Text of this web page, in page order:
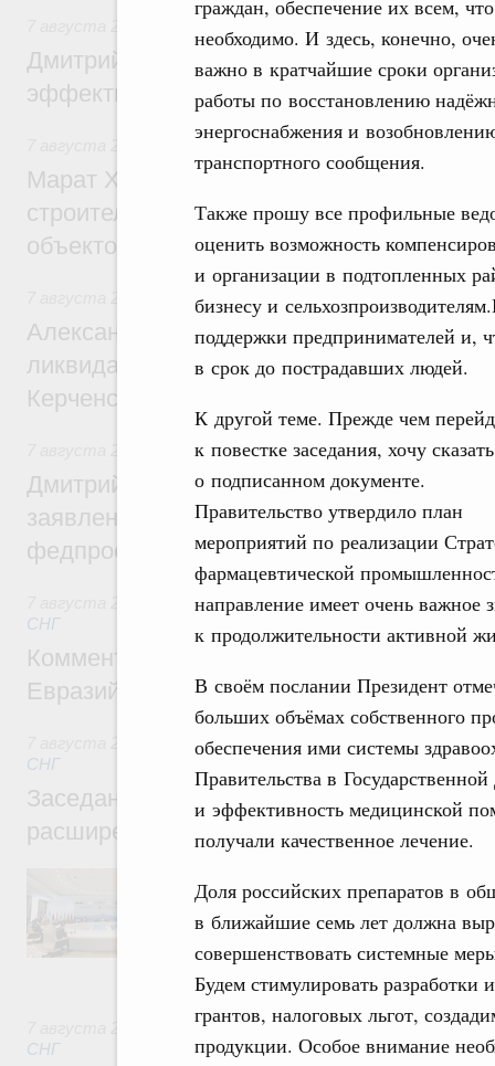
граждан, обеспечение их всем, что
необходимо. И здесь, конечно,
важно в кратчайшие сроки
работы по восстановлению
энергоснабжения и
транспортного сообщения.
Также прошу все профильные
оценить возможность
и организации в подтопленных
бизнесу и
поддержки предпринимателей и,
в срок до пострадавших людей.
К другой теме. Прежде чем
к повестке заседания, хочу сказать
о подписанном документе.
Правительство утвердило план
мероприятий по реализации
фармацевтической
направление имеет очень важное
к продолжительности активной
В своём послании Президент
больших объёмах собственного
обеспечения ими системы
Правительства в
и эффективность медицинской
получали качественное лечение.
Доля российских препаратов в
в ближайшие семь лет должна
совершенствовать системные
Будем стимулировать разработки
грантов, налоговых льгот,
продукции. Особое внимание
Дмитрий Патрушев: Синхронизация
эффективность поддержки сельских
Экономика городов. Городская среда
Марат Хуснуллин: «Единый заказчик»
строительство и реконструкцию более
объектов
Чрезвычайные ситуации и ликвидация их
Александр Козлов провёл заседание
ликвидации последствий чрезвычайной
Керченском проливе
Среднее профессиональное образование
Дмитрий Чернышенко: Установлен
заявлений от абитуриентов колледжей и
федпроекта «Профессионалитет»
Евразийский экономический союз.
СНГ
Комментарий Алексея Оверчука по
Евразийского межправительственного
Евразийский экономический союз.
СНГ
Заседание Евразийского
расширенном составе
числе совершенствование кооперации в
регулирования и администрирования,
обеспечение продовольственной
железнодорожных перевозок,
Евразийский экономический союз.
СНГ